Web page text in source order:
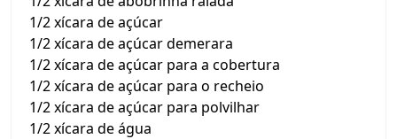
1/2 xícara de açúcar
1/2 xícara de açúcar demerara
1/2 xícara de açúcar para a cobertura
1/2 xícara de açúcar para o recheio
1/2 xícara de açúcar para polvilhar
1/2 xícara de água